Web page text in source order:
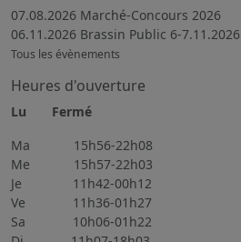
07.08.2026 Marché-Concours 2026
06.11.2026 Brassin Public 6-7.11.2026
Tous les évènements
Heures d'ouverture
Lu Fermé
Ma 15h56-22h08
Me 15h57-22h03
Je 11h42-00h12
Ve 11h36-01h27
Sa 10h06-01h22